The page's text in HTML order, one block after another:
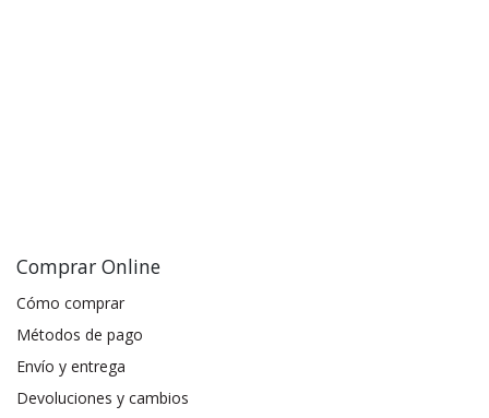
Comprar Online
Cómo comprar
Métodos de pago
Envío y entrega
Devoluciones y cambios